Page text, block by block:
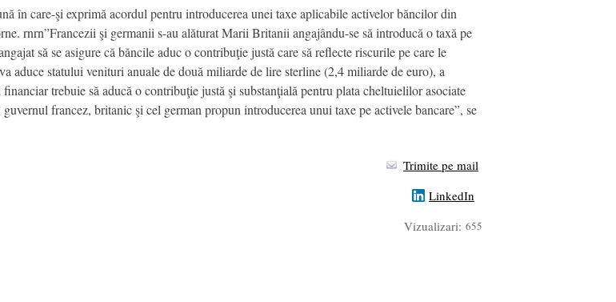
în care-şi exprimă acordul pentru introducerea unei taxe aplicabile activelor băncilor din
rnrn”Francezii şi germanii s-au alăturat Marii Britanii angajându-se să introducă o taxă pe
să se asigure că băncile aduc o contribuţie justă care să reflecte riscurile pe care le
aduce statului venituri anuale de două miliarde de lire sterline (2,4 miliarde de euro), a
trebuie să aducă o contribuţie justă şi substanţială pentru plata cheltuielilor asociate
francez, britanic şi cel german propun introducerea unui taxe pe activele bancare”, se
Trimite pe mail
LinkedIn
Vizualizari: 655